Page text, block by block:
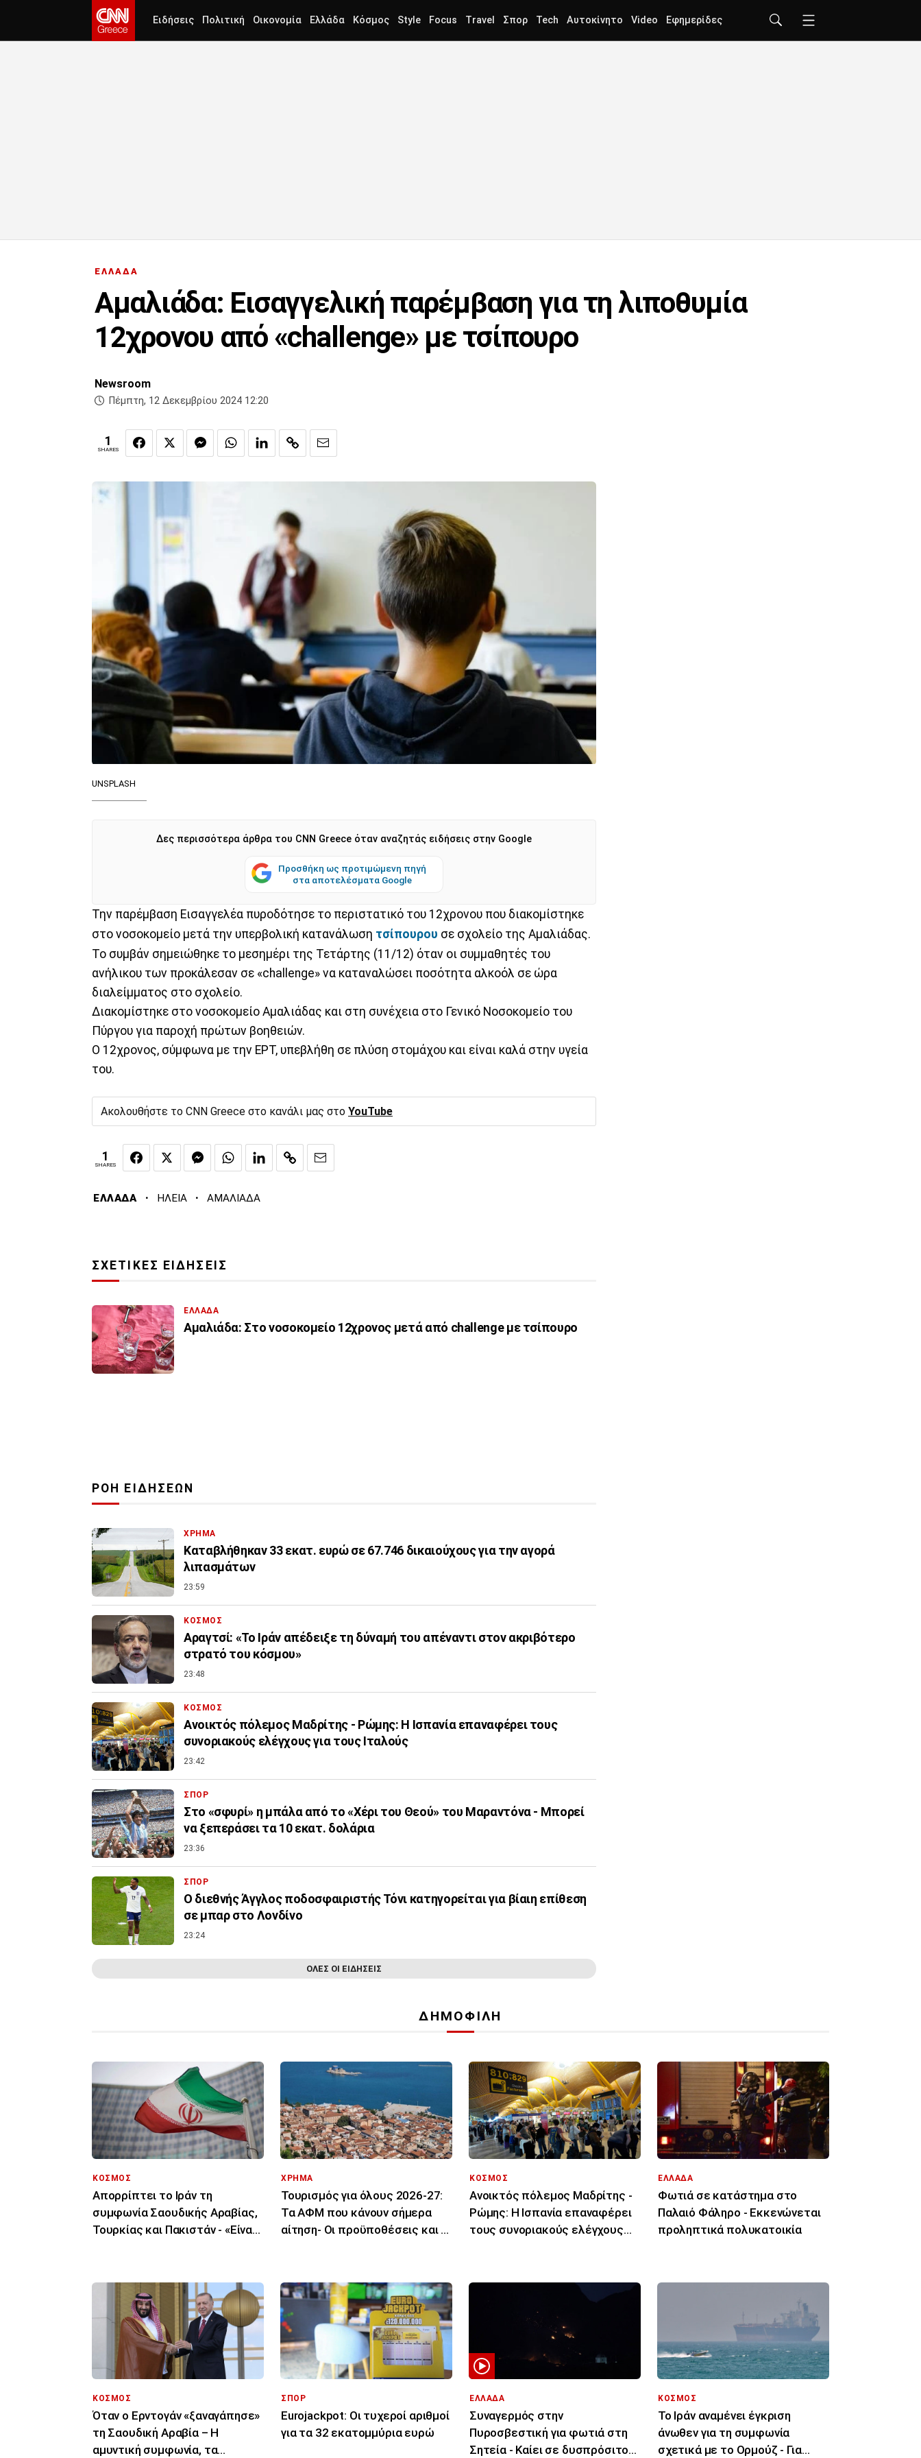
Ειδήσεις Πολιτική Οικονομία Ελλάδα Κόσμος Style Focus Travel Σπορ Tech Αυτοκίνητο Video Εφημερίδες
ΕΛΛΑΔΑ
Αμαλιάδα: Εισαγγελική παρέμβαση για τη λιποθυμία
12χρονου από «challenge» με τσίπουρο
Newsroom
Πέμπτη, 12 Δεκεμβρίου 2024 12:20
1
SHARES
UNSPLASH
Δες περισσότερα άρθρα του CNN Greece όταν αναζητάς ειδήσεις στην Google
Προσθήκη ως προτιμώμενη πηγή
στα αποτελέσματα Google
Την παρέμβαση Εισαγγελέα πυροδότησε το περιστατικό του 12χρονου που διακομίστηκε
στο νοσοκομείο μετά την υπερβολική κατανάλωση τσίπουρου σε σχολείο της Αμαλιάδας.
Το συμβάν σημειώθηκε το μεσημέρι της Τετάρτης (11/12) όταν οι συμμαθητές του
ανήλικου των προκάλεσαν σε «challenge» να καταναλώσει ποσότητα αλκοόλ σε ώρα
διαλείμματος στο σχολείο.
Διακομίστηκε στο νοσοκομείο Αμαλιάδας και στη συνέχεια στο Γενικό Νοσοκομείο του
Πύργου για παροχή πρώτων βοηθειών.
Ο 12χρονος, σύμφωνα με την ΕΡΤ, υπεβλήθη σε πλύση στομάχου και είναι καλά στην υγεία
του.
Ακολουθήστε το CNN Greece στο κανάλι μας στο YouTube
1
SHARES
ΕΛΛΑΔΑ · ΗΛΕΙΑ · ΑΜΑΛΙΑΔΑ
ΣΧΕΤΙΚΕΣ ΕΙΔΗΣΕΙΣ
ΕΛΛΑΔΑ
Αμαλιάδα: Στο νοσοκομείο 12χρονος μετά από challenge με τσίπουρο
ΡΟΗ ΕΙΔΗΣΕΩΝ
ΧΡΗΜΑ
Καταβλήθηκαν 33 εκατ. ευρώ σε 67.746 δικαιούχους για την αγορά
λιπασμάτων
23:59
ΚΟΣΜΟΣ
Αραγτσί: «Το Ιράν απέδειξε τη δύναμή του απέναντι στον ακριβότερο
στρατό του κόσμου»
23:48
ΚΟΣΜΟΣ
Ανοικτός πόλεμος Μαδρίτης - Ρώμης: Η Ισπανία επαναφέρει τους
συνοριακούς ελέγχους για τους Ιταλούς
23:42
ΣΠΟΡ
Στο «σφυρί» η μπάλα από το «Χέρι του Θεού» του Μαραντόνα - Μπορεί
να ξεπεράσει τα 10 εκατ. δολάρια
23:36
ΣΠΟΡ
Ο διεθνής Άγγλος ποδοσφαιριστής Τόνι κατηγορείται για βίαιη επίθεση
σε μπαρ στο Λονδίνο
23:24
ΟΛΕΣ ΟΙ ΕΙΔΗΣΕΙΣ
ΔΗΜΟΦΙΛΗ
ΚΟΣΜΟΣ
Απορρίπτει το Ιράν τη
συμφωνία Σαουδικής Αραβίας,
Τουρκίας και Πακιστάν - «Είναι
ΧΡΗΜΑ
Τουρισμός για όλους 2026-27:
Τα ΑΦΜ που κάνουν σήμερα
αίτηση- Οι προϋποθέσεις και οι
ΚΟΣΜΟΣ
Ανοικτός πόλεμος Μαδρίτης -
Ρώμης: Η Ισπανία επαναφέρει
τους συνοριακούς ελέγχους
ΕΛΛΑΔΑ
Φωτιά σε κατάστημα στο
Παλαιό Φάληρο - Εκκενώνεται
προληπτικά πολυκατοικία
ΚΟΣΜΟΣ
Όταν ο Ερντογάν «ξαναγάπησε»
τη Σαουδική Αραβία – Η
αμυντική συμφωνία, τα
ΣΠΟΡ
Eurojackpot: Οι τυχεροί αριθμοί
για τα 32 εκατoμμύρια ευρώ
ΕΛΛΑΔΑ
Συναγερμός στην
Πυροσβεστική για φωτιά στη
Σητεία - Καίει σε δυσπρόσιτο
ΚΟΣΜΟΣ
Το Ιράν αναμένει έγκριση
άνωθεν για τη συμφωνία
σχετικά με το Ορμούζ - Για